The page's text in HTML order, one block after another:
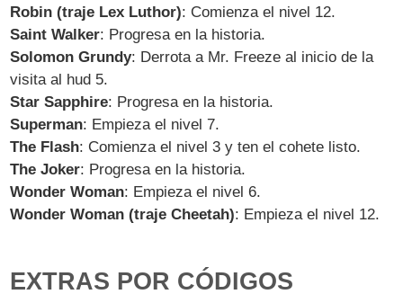
Robin (traje Lex Luthor): Comienza el nivel 12.
Saint Walker: Progresa en la historia.
Solomon Grundy: Derrota a Mr. Freeze al inicio de la
visita al hud 5.
Star Sapphire: Progresa en la historia.
Superman: Empieza el nivel 7.
The Flash: Comienza el nivel 3 y ten el cohete listo.
The Joker: Progresa en la historia.
Wonder Woman: Empieza el nivel 6.
Wonder Woman (traje Cheetah): Empieza el nivel 12.
EXTRAS POR CÓDIGOS